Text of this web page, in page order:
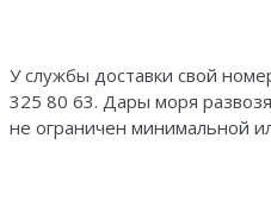
У службы доставки свой
325 80 63. Дары моря
не ограничен минимальной